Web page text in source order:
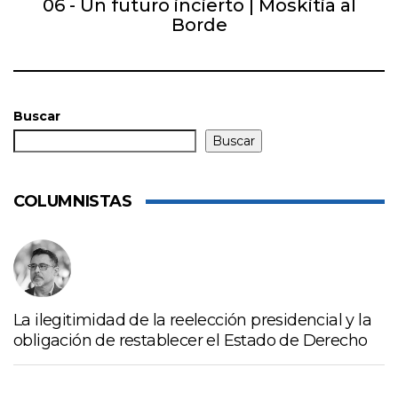
06 - Un futuro incierto | Moskitia al
Borde
Buscar
Buscar
COLUMNISTAS
La ilegitimidad de la reelección presidencial y la
obligación de restablecer el Estado de Derecho